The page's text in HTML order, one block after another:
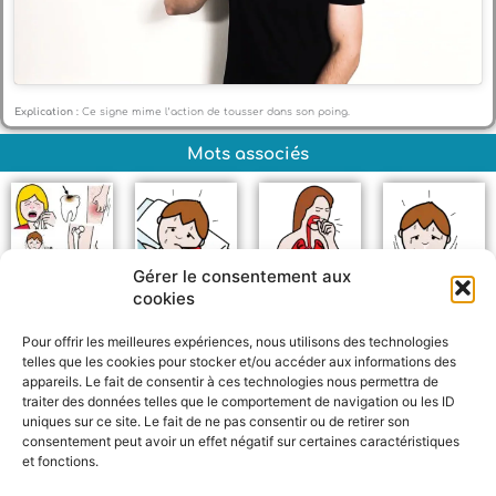
Gérer le consentement aux
cookies
Pour offrir les meilleures expériences, nous utilisons des technologies
telles que les cookies pour stocker et/ou accéder aux informations des
appareils. Le fait de consentir à ces technologies nous permettra de
traiter des données telles que le comportement de navigation ou les ID
uniques sur ce site. Le fait de ne pas consentir ou de retirer son
consentement peut avoir un effet négatif sur certaines caractéristiques
et fonctions.
Explication : Ce signe mime l’action de tousser dans son poing.
Mots associés
Fièvre Grippe